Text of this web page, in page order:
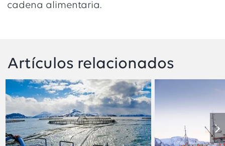
cadena alimentaria.
Artículos relacionados